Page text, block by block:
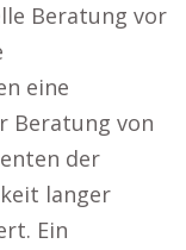
Beratung vor
eine
Beratung von
der
langer
Ein